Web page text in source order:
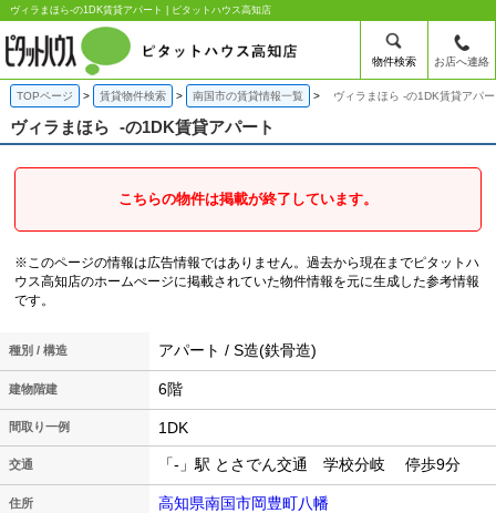
ヴィラまほら-の1DK賃貸アパート | ピタットハウス高知店
物件検索 お店へ連絡
TOPページ 賃貸物件検索 南国市の賃貸情報一覧 ヴィラまほら -の1DK賃貸アパ
ヴィラまほら -の1DK賃貸アパート
こちらの物件は掲載が終了しています。
※このページの情報は広告情報ではありません。過去から現在までピタットハ
ウス高知店のホームぺージに掲載されていた物件情報を元に生成した参考情報
です。
種別 / 構造 アパート / S造(鉄骨造)
建物階建 6階
間取り一例 1DK
交通 「-」駅 とさでん交通 学校分岐 停歩9分
住所 高知県南国市岡豊町八幡